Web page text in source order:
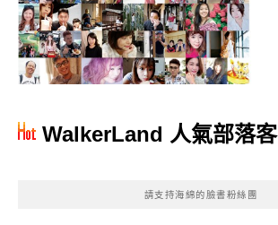
WalkerLand 人氣部落客
請支持海綿的臉書粉絲團